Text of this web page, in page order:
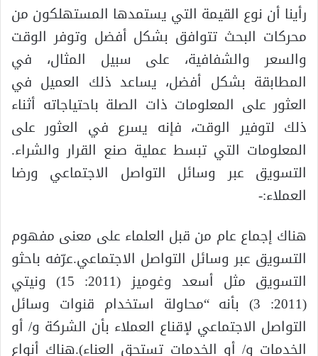
رأينا أن نوع القيمة التي يستمدها المستهلكون من
محركات البحث تتوافق بشكل أفضل وتوفر الوقت
والسعر والشفافية، على سبيل المثال، في
المطابقة بشكل أفضل، يساعد ذلك العميل في
العثور على المعلومات ذات الصلة باحتياجاته أثناء
ذلك لتوفير الوقت، فإنه يسرع في العثور على
المعلومات التي تبسط عملية صنع القرار والشراء.
التسويق عبر وسائل التواصل الاجتماعي ورضا
العملاء:-
هناك إجماع عام من قبل العلماء على معنى مفهوم
التسويق عبر وسائل التواصل الاجتماعي.عرّفه باحثو
التسويق مثل أسعد وغوميز (2011: 15) ونيتي
(2011: 3) بأنه “محاولة استخدام قنوات وسائل
التواصل الاجتماعي لإقناع العملاء بأن الشركة و/ أو
الخدمات و/ أو الخدمات تستحق العناء).هناك أنواع